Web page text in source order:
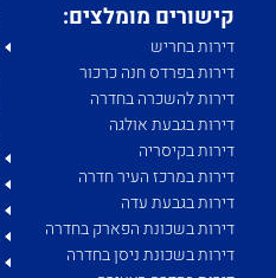
קישורים מומלצים:
דירות בחריש
דירות בפרדס חנה כרכור
דירות להשכרה בחדרה
דירות בגבעת אולגה
דירות בקיסריה
דירות במרכז העיר חדרה
דירות בגבעת עדה
דירות בשכונת הפארק בחדרה
דירות בשכונת ניסן בחדרה